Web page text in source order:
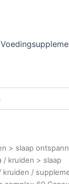
> slaap
/ kruiden > slaap
kruiden /